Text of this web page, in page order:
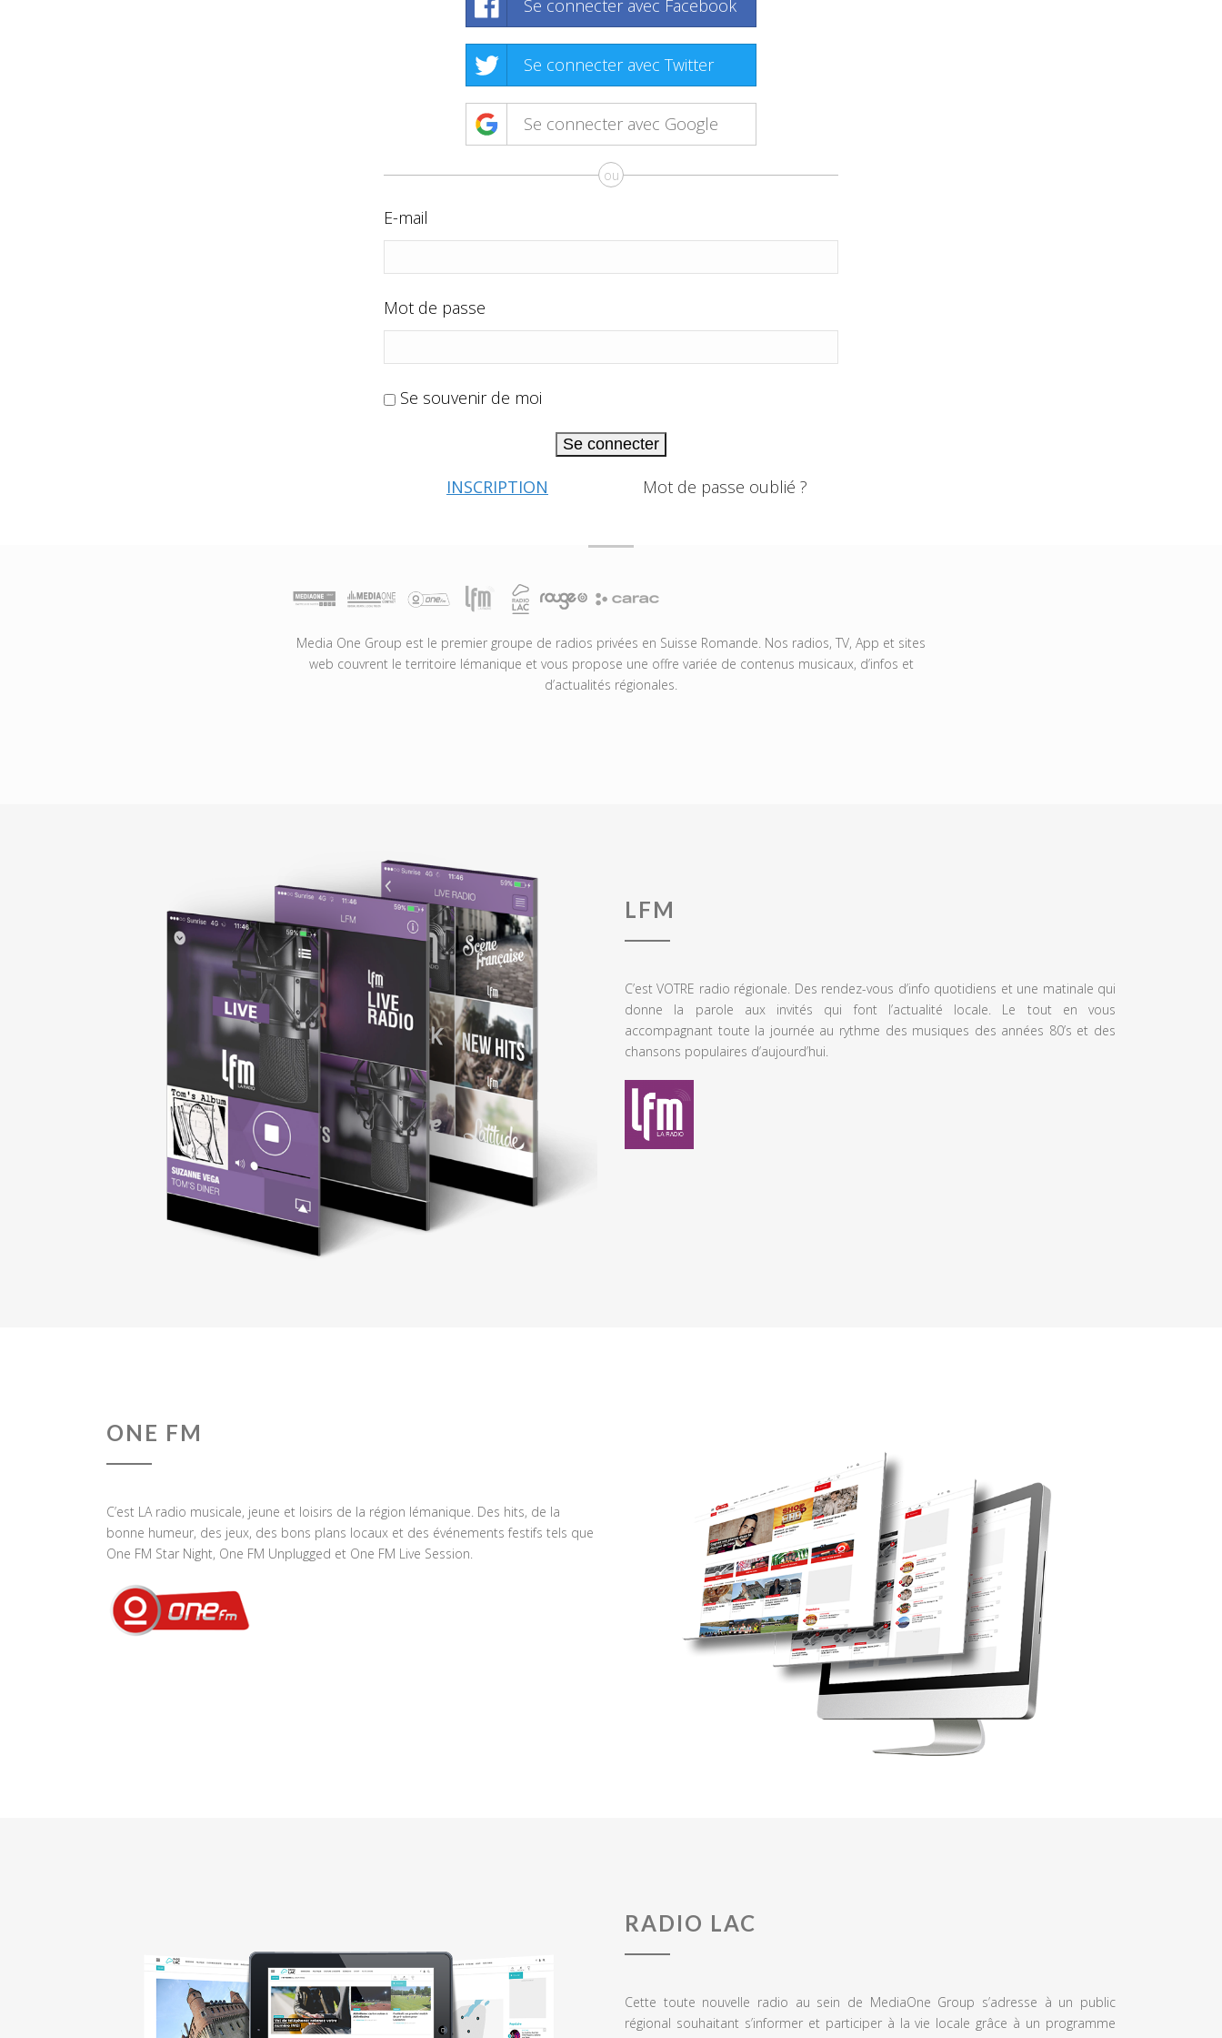
Se connecter avec Facebook
Se connecter avec Twitter
Se connecter avec Google
ou
E-mail
Mot de passe
Se souvenir de moi
Se connecter
INSCRIPTION Mot de passe oublié ?
Media One Group est le premier groupe de radios privées en Suisse Romande. Nos radios, TV, App et sites
web couvrent le territoire lémanique et vous propose une offre variée de contenus musicaux, d’infos et
d’actualités régionales.
LFM
C’est VOTRE radio régionale. Des rendez-vous d’info quotidiens et une matinale qui
donne la parole aux invités qui font l’actualité locale. Le tout en vous
accompagnant toute la journée au rythme des musiques des années 80’s et des
chansons populaires d’aujourd’hui.
ONE FM
C’est LA radio musicale, jeune et loisirs de la région lémanique. Des hits, de la
bonne humeur, des jeux, des bons plans locaux et des événements festifs tels que
One FM Star Night, One FM Unplugged et One FM Live Session.
RADIO LAC
Cette toute nouvelle radio au sein de MediaOne Group s’adresse à un public
régional souhaitant s’informer et participer à la vie locale grâce à un programme